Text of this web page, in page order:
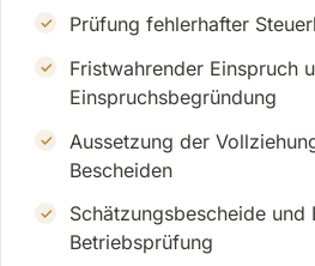
Prüfung fehlerhafter
Fristwahrender Einspruch
Einspruchsbegründung
Aussetzung der
Bescheiden
Schätzungsbescheide und
Betriebsprüfung